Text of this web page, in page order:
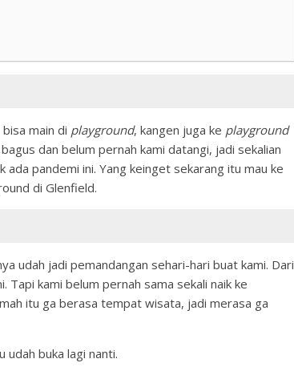
main di playground, kangen juga ke playground
dan belum pernah kami datangi, jadi sekalian
ada pandemi ini. Yang keinget sekarang itu mau ke
di Glenfield.
udah jadi pemandangan sehari-hari buat kami. Dari
Tapi kami belum pernah sama sekali naik ke
itu ga berasa tempat wisata, jadi merasa ga
udah buka lagi nanti.